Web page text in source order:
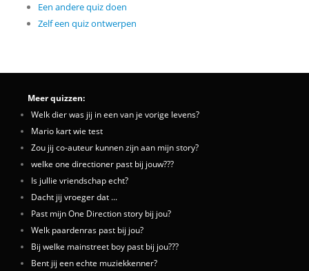
Een andere quiz doen
Zelf een quiz ontwerpen
Meer quizzen:
Welk dier was jij in een van je vorige levens?
Mario kart wie test
Zou jij co-auteur kunnen zijn aan mijn story?
welke one directioner past bij jouw???
Is jullie vriendschap echt?
Dacht jij vroeger dat ...
Past mijn One Direction story bij jou?
Welk paardenras past bij jou?
Bij welke mainstreet boy past bij jou???
Bent jij een echte muziekkenner?